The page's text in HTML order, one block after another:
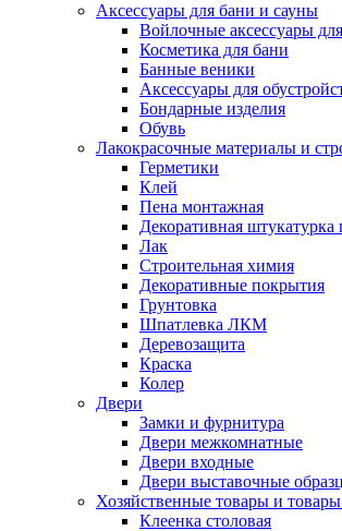
Аксессуары для бани и сауны
Войлочные аксессуары
Косметика для бани
Банные веники
Аксессуары для
Бондарные изделия
Обувь
Лакокрасочные материалы и
Герметики
Клей
Пена монтажная
Декоративная штукатурка
Лак
Строительная химия
Декоративные покрытия
Грунтовка
Шпатлевка ЛКМ
Деревозащита
Краска
Колер
Двери
Замки и фурнитура
Двери межкомнатные
Двери входные
Двери выставочные
Хозяйственные товары и
Клеенка столовая